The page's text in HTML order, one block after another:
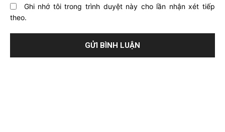
Ghi nhớ tôi trong trình duyệt này cho lần nhận xét tiếp
theo.